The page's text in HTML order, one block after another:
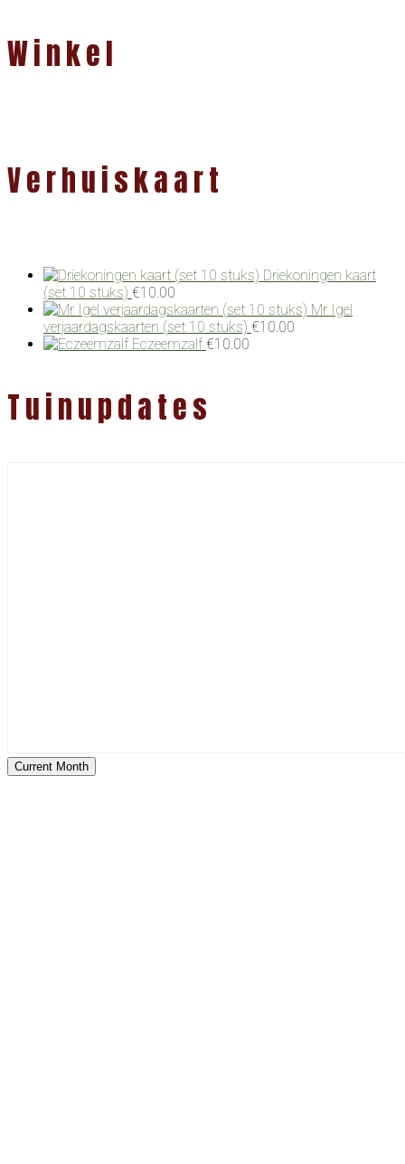
Winkel
Verhuiskaart
Driekoningen kaart
(set 10 stuks) €10.00
Mr Igel
verjaardagskaarten (set 10 stuks) €10.00
Eczeemzalf €10.00
Tuinupdates
Current Month